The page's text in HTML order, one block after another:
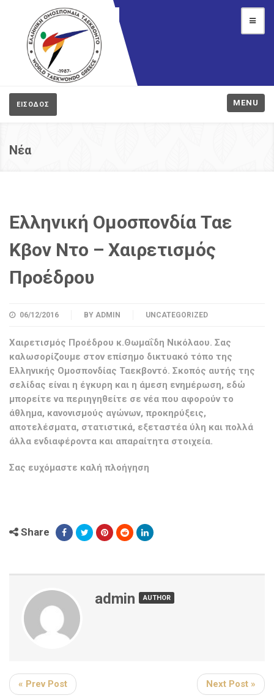
ΕΙΣΟΔΟΣ MENU
Νέα
Ελληνική Ομοσπονδία Ταε
Κβον Ντο – Χαιρετισμός
Προέδρου
06/12/2016 BY ADMIN UNCATEGORIZED
Χαιρετισμός Προέδρου κ.Θωμαΐδη Νικόλαου. Σας
καλωσορίζουμε στον επίσημο δικτυακό τόπο της
Ελληνικής Ομοσπονδίας Ταεκβοντό. Σκοπός αυτής της
σελίδας είναι η έγκυρη και η άμεση ενημέρωση, εδώ
μπορείτε να περιηγηθείτε σε νέα που αφορούν το
άθλημα, κανονισμούς αγώνων, προκηρύξεις,
αποτελέσματα, στατιστικά, εξεταστέα ύλη και πολλά
άλλα ενδιαφέροντα και απαραίτητα στοιχεία.
Σας ευχόμαστε καλή πλοήγηση
Share
admin AUTHOR
« Prev Post Next Post »